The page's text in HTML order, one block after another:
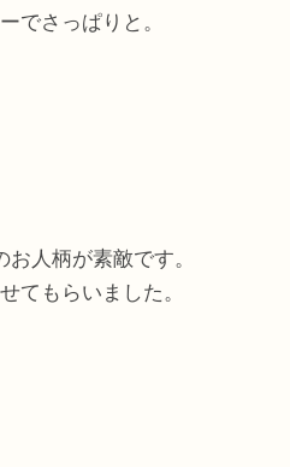
でさっぱりと。
人柄が素敵です。
てもらいました。